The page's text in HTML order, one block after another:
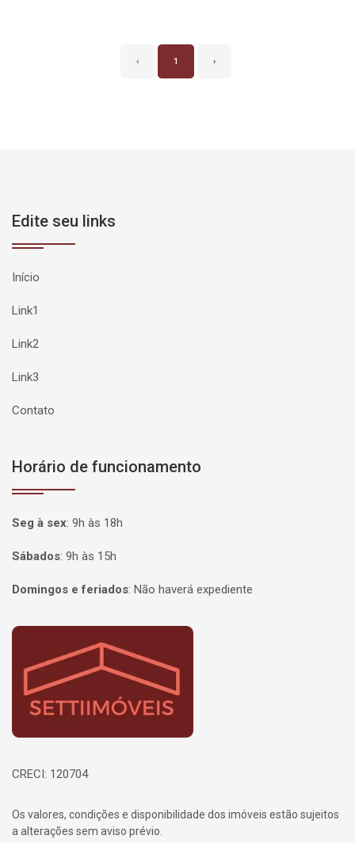
‹ 1 ›
Edite seu links
Início
Link1
Link2
Link3
Contato
Horário de funcionamento
Seg à sex: 9h às 18h
Sábados: 9h às 15h
Domingos e feriados: Não haverá expediente
Página inicial
CRECI: 120704
Os valores, condições e disponibilidade dos imóveis estão sujeitos
a alterações sem aviso prévio.